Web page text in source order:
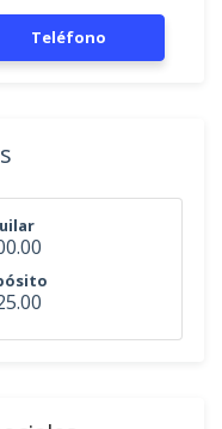
Teléfono